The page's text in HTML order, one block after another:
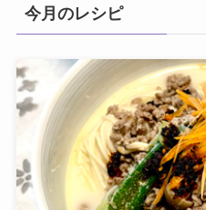
今月のレシピ